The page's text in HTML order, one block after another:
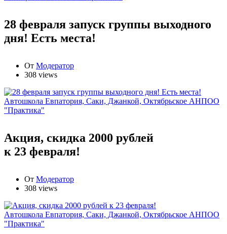
28 февраля запуск группы выходного
дня! Есть места!
От Модератор
308 views
Автошкола Евпатория, Саки, Джанкой, Октябрьское АНПОО
"Практика"
Акция, скидка 2000 рублей
к 23 февраля!
От Модератор
308 views
Автошкола Евпатория, Саки, Джанкой, Октябрьское АНПОО
"Практика"